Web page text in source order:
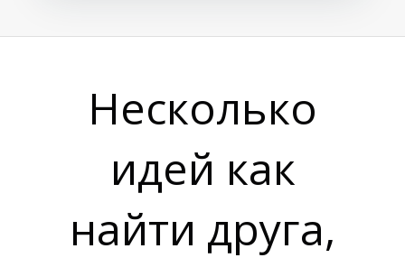
Несколько
идей как
найти друга,